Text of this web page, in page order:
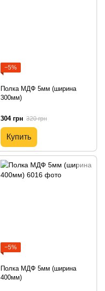
−5%
Полка МДФ 5мм (ширина
300мм)
304 грн 320 грн
Купить
−5%
Полка МДФ 5мм (ширина
400мм)